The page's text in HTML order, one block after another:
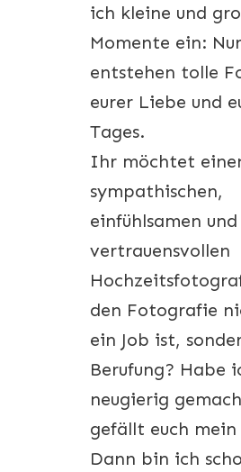
ich kleine und
Momente ein:
entstehen tolle
eurer Liebe und
Tages.
Ihr möchtet
sympathischen,
einfühlsamen und
vertrauensvollen
den Fotografie
ein Job ist,
Berufung? Habe
neugierig
gefällt euch mein
Dann bin ich